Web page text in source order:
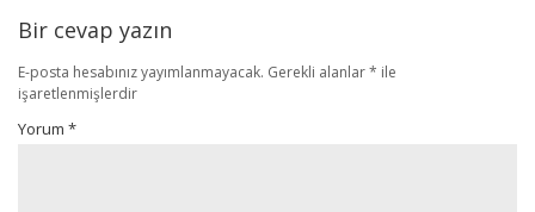
Bir cevap yazın
E-posta hesabınız yayımlanmayacak. Gerekli alanlar* ile
işaretlenmişlerdir
Yorum *